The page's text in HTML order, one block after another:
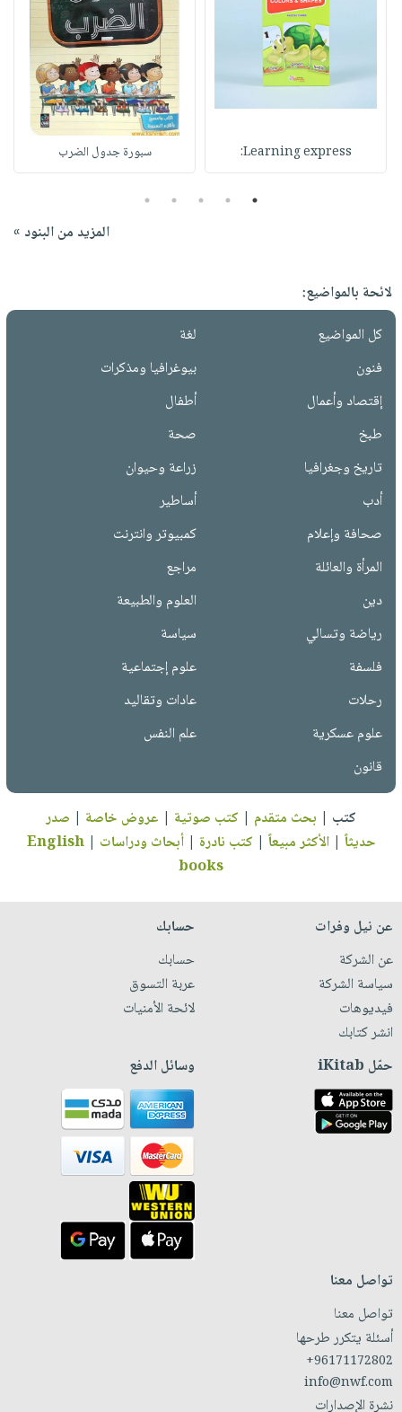
Learning express: سبورة جدول الضرب
1
2
3
4
5
المزيد من البنود »
لائحة بالمواضيع:
كل المواضيع
لغة
فنون
بيوغرافيا ومذكرات
إقتصاد وأعمال
أطفال
طبخ
صحة
تاريخ وجغرافيا
زراعة وحيوان
أدب
أساطير
صحافة وإعلام
كمبيوتر وانترنت
المرأة والعائلة
مراجع
دين
العلوم والطبيعة
رياضة وتسالي
سياسة
فلسفة
علوم إجتماعية
رحلات
عادات وتقاليد
علوم عسكرية
علم النفس
قانون
كتب | بحث متقدم | كتب صوتية | عروض خاصة | صدر
حديثاً |الأكثر مبيعاً | كتب نادرة |أبحاث ودراسات |
English
books
عن نيل وفرات
عن الشركة
سياسة الشركة
فيديوهات
انشر كتابك
حسابك
حسابك
عربة التسوق
لائحة الأمنيات
حمّل iKitab وسائل الدفع
تواصل معنا
تواصل معنا
أسئلة يتكرر طرحها
+96171172802
info@nwf.com
نشرة الإصدارات